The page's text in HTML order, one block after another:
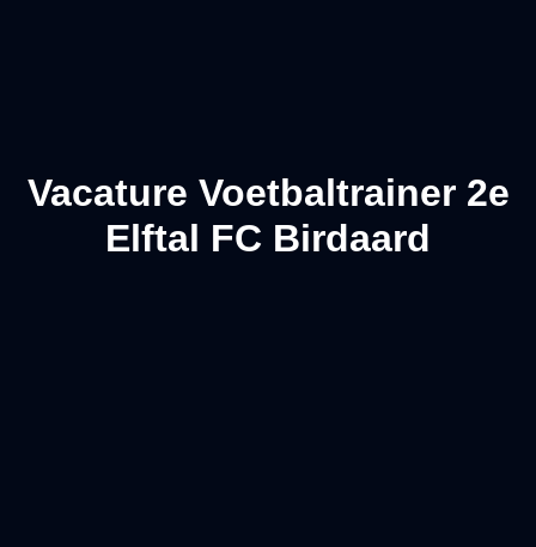
Vacature Voetbaltrainer 2e
Elftal FC Birdaard